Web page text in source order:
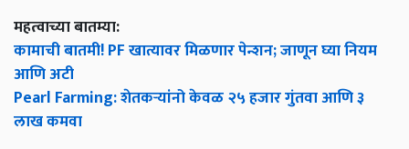
महत्वाच्या बातम्या:
कामाची बातमी! PF खात्यावर मिळणार पेन्शन; जाणून घ्या नियम
आणि अटी
Pearl Farming: शेतकऱ्यांनो केवळ २५ हजार गुंतवा आणि ३
लाख कमवा